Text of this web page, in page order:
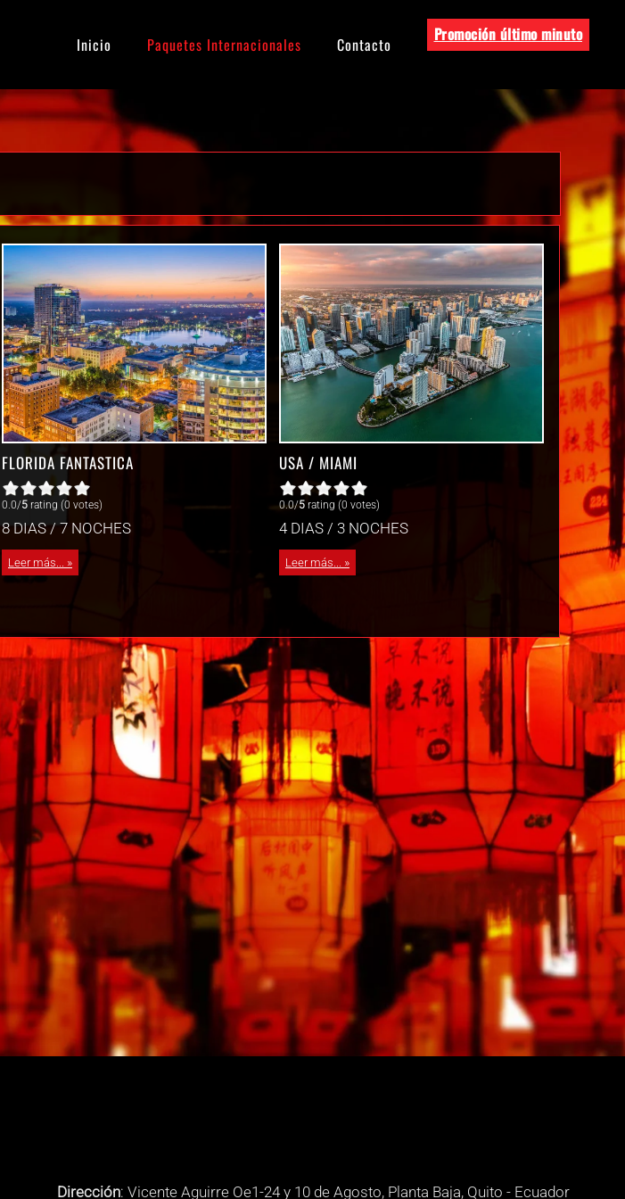
Inicio Paquetes Internacionales Contacto Promoción último minuto
FLORIDA FANTASTICA
0.0/5rating (0 votes)
8 DIAS / 7 NOCHES
Leer más...
USA / MIAMI
0.0/5rating (0 votes)
4 DIAS / 3 NOCHES
Leer más...
Dirección: Vicente Aguirre Oe1-24 y 10 de Agosto, Planta Baja, Quito - Ecuador